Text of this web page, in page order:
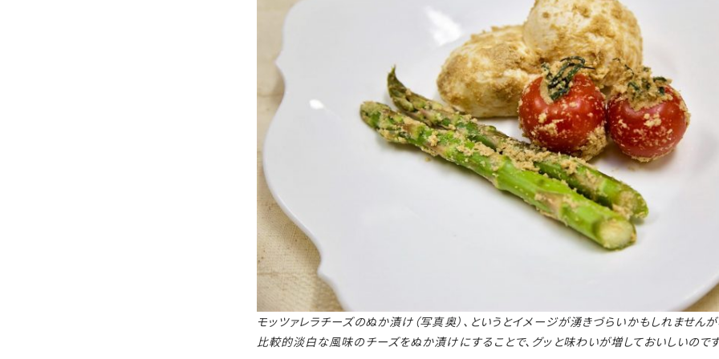
モッツァレラチーズのぬか漬け（写真奥）、というとイメージが湧きづらいかもしれませんが
比較的淡白な風味のチーズをぬか漬けにすることで、グッと味わいが増しておいしいので